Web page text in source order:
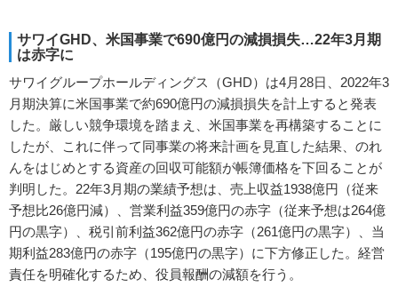
サワイGHD、米国事業で690億円の減損損失…22年3月期
は赤字に
サワイグループホールディングス（GHD）は4月28日、2022年3
月期決算に米国事業で約690億円の減損損失を計上すると発表
した。厳しい競争環境を踏まえ、米国事業を再構築することに
したが、これに伴って同事業の将来計画を見直した結果、のれ
んをはじめとする資産の回収可能額が帳簿価格を下回ることが
判明した。22年3月期の業績予想は、売上収益1938億円（従来
予想比26億円減）、営業利益359億円の赤字（従来予想は264億
円の黒字）、税引前利益362億円の赤字（261億円の黒字）、当
期利益283億円の赤字（195億円の黒字）に下方修正した。経営
責任を明確化するため、役員報酬の減額を行う。